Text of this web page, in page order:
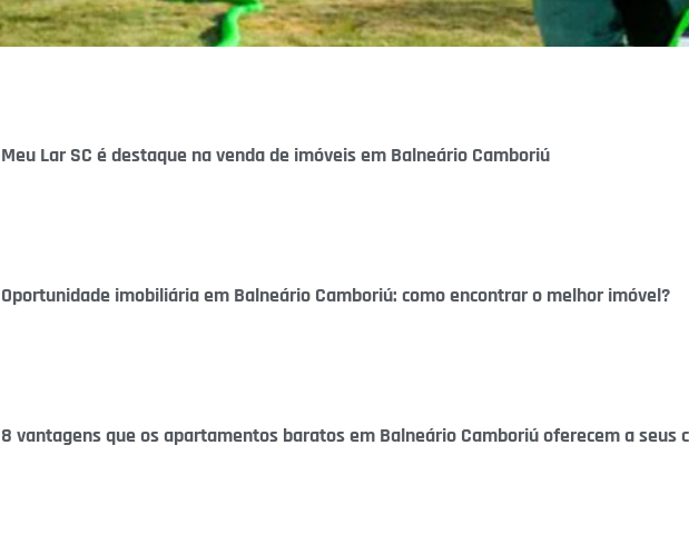
Meu Lar SC é destaque na venda de imóveis em Balneário Camboriú
Oportunidade imobiliária em Balneário Camboriú: como encontrar o melhor imóvel?
8 vantagens que os apartamentos baratos em Balneário Camboriú oferecem a seus